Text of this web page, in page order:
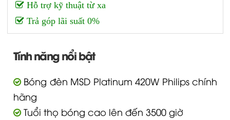
Hỗ trợ kỹ thuật từ xa
Trả góp lãi suất 0%
Tính năng nổi bật
Bóng đèn MSD Platinum 420W Philips chính
hãng
Tuổi thọ bóng cao lên đến 3500 giờ